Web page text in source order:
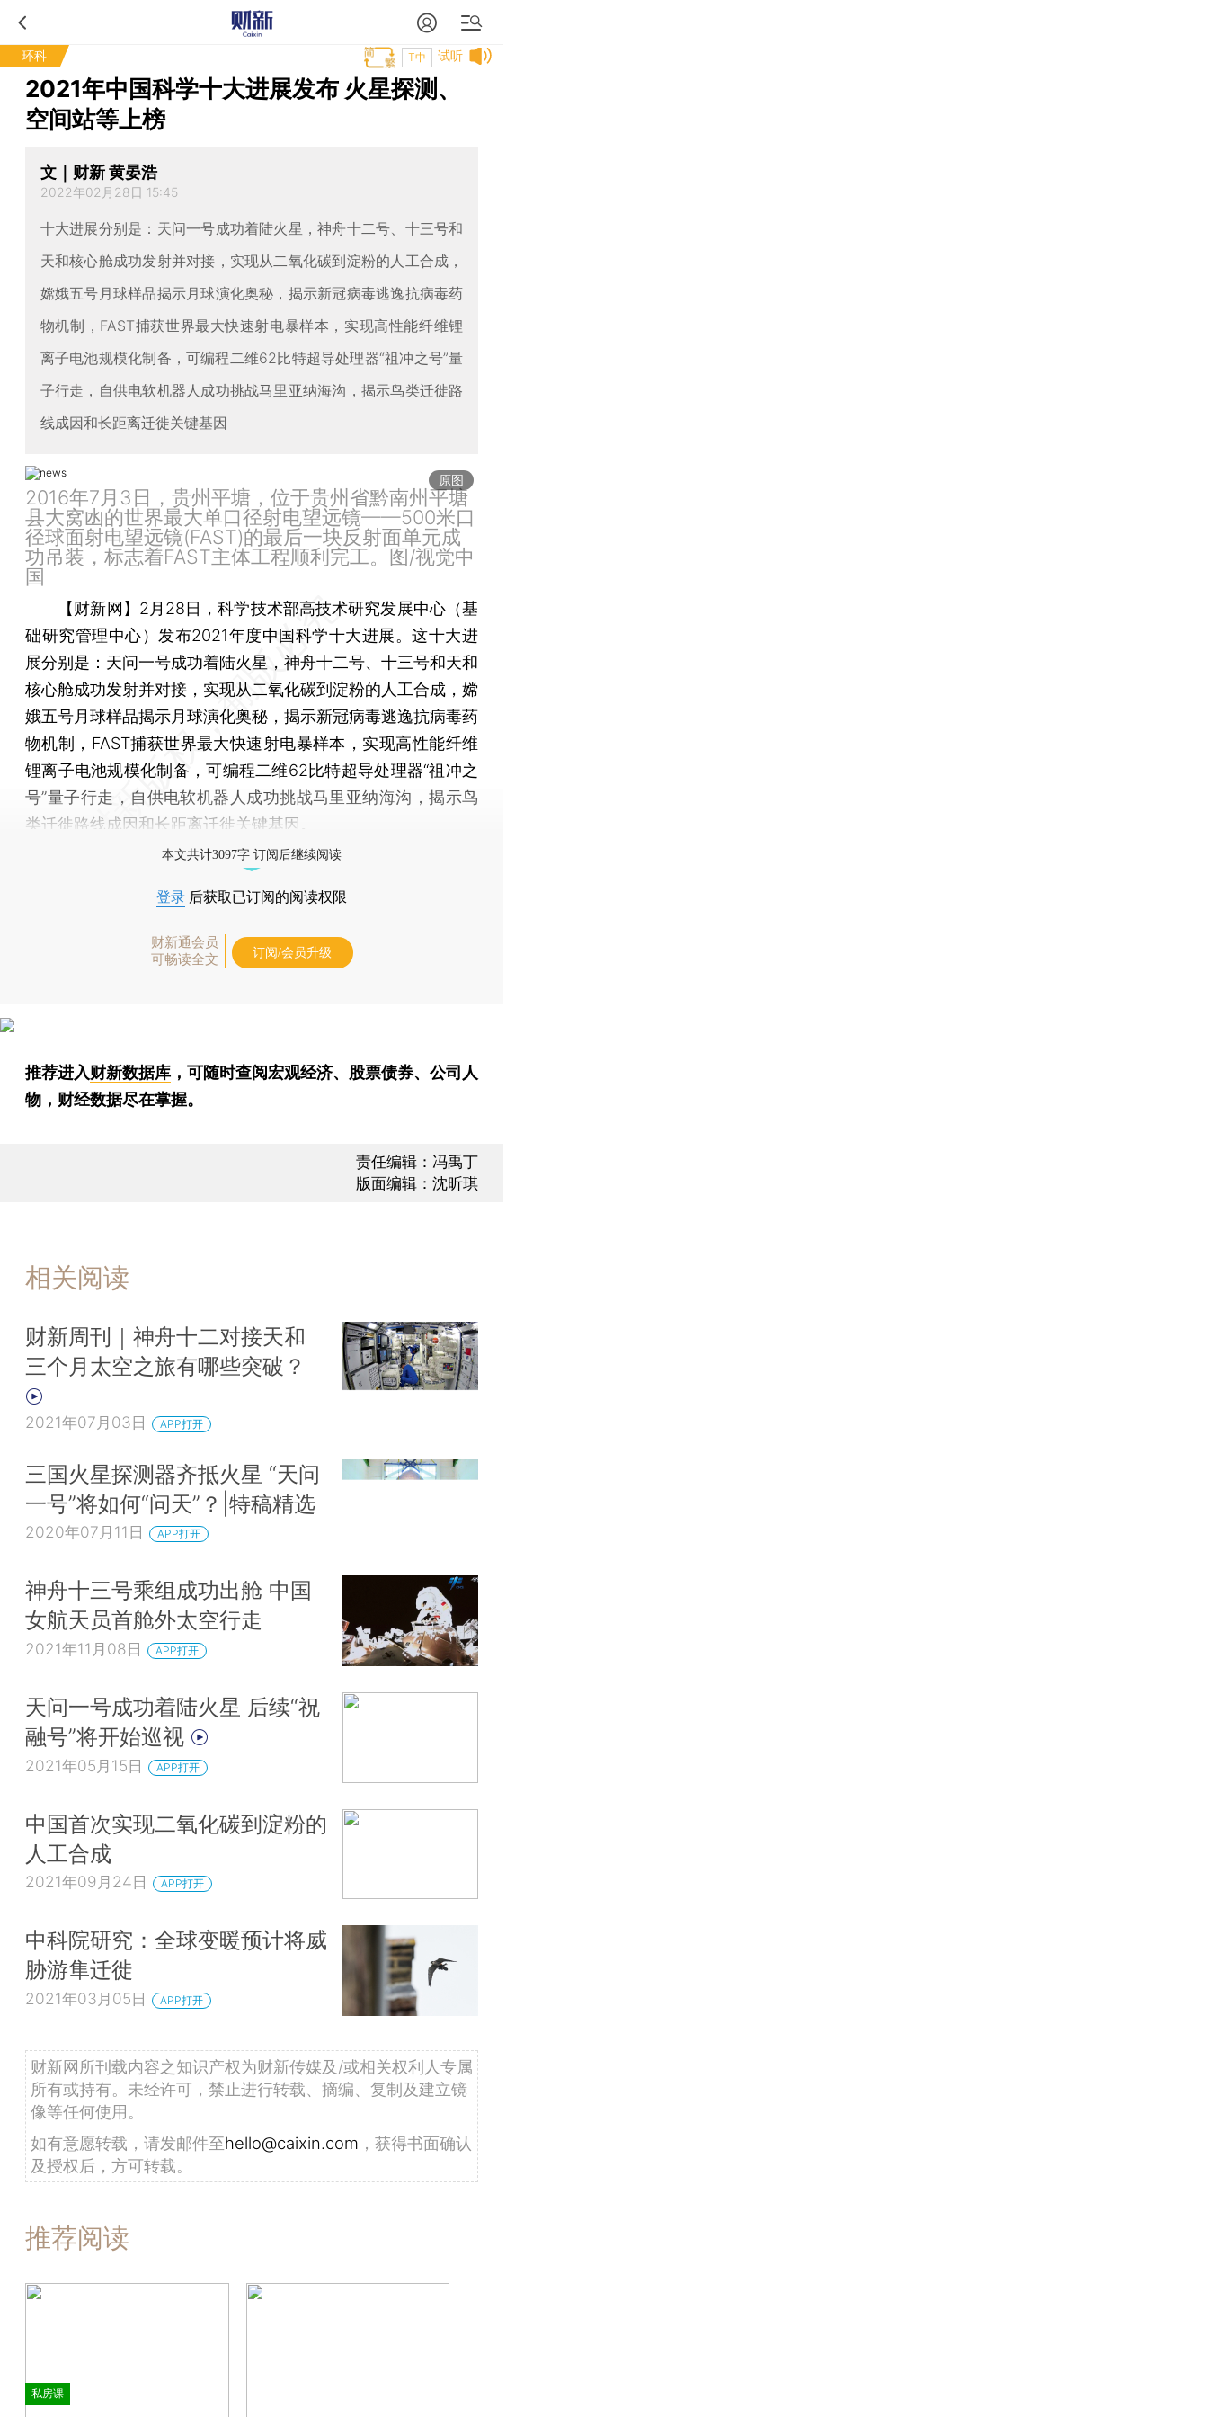
环科 试听
T中
2021年中国科学十大进展发布 火星探测、
空间站等上榜
文｜财新 黄晏浩
2022年02月28日 15:45
十大进展分别是：天问一号成功着陆火星，神舟十二号、十三号和
天和核心舱成功发射并对接，实现从二氧化碳到淀粉的人工合成，
嫦娥五号月球样品揭示月球演化奥秘，揭示新冠病毒逃逸抗病毒药
物机制，FAST捕获世界最大快速射电暴样本，实现高性能纤维锂
离子电池规模化制备，可编程二维62比特超导处理器“祖冲之号”量
子行走，自供电软机器人成功挑战马里亚纳海沟，揭示鸟类迁徙路
线成因和长距离迁徙关键基因
原图
2016年7月3日，贵州平塘，位于贵州省黔南州平塘
县大窝凼的世界最大单口径射电望远镜——500米口
径球面射电望远镜(FAST)的最后一块反射面单元成
功吊装，标志着FAST主体工程顺利完工。图/视觉中
国
【财新网】 2月28日，科学技术部高技术研究发展中心（基
础研究管理中心）发布2021年度中国科学十大进展。这十大进
展分别是：天问一号成功着陆火星，神舟十二号、十三号和天和
核心舱成功发射并对接，实现从二氧化碳到淀粉的人工合成，嫦
娥五号月球样品揭示月球演化奥秘，揭示新冠病毒逃逸抗病毒药
物机制，FAST捕获世界最大快速射电暴样本，实现高性能纤维
锂离子电池规模化制备，可编程二维62比特超导处理器“祖冲之
号”量子行走，自供电软机器人成功挑战马里亚纳海沟，揭示鸟
类迁徙路线成因和长距离迁徙关键基因。
本文共计3097字 订阅后继续阅读
登录 后获取已订阅的阅读权限
财新通会员
可畅读全文
订阅/会员升级
推荐进入财新数据库 ，可随时查阅宏观经济、股票债券、公司人
物，财经数据尽在掌握。
责任编辑：冯禹丁
版面编辑：沈昕琪
相关阅读
财新周刊｜神舟十二对接天和
三个月太空之旅有哪些突破？
2021年07月03日 APP打开
三国火星探测器齐抵火星 “天问
一号”将如何“问天”？|特稿精选
2020年07月11日 APP打开
神舟十三号乘组成功出舱 中国
女航天员首舱外太空行走
2021年11月08日 APP打开
天问一号成功着陆火星 后续“祝
融号”将开始巡视
2021年05月15日 APP打开
中国首次实现二氧化碳到淀粉的
人工合成
2021年09月24日 APP打开
中科院研究：全球变暖预计将威
胁游隼迁徙
2021年03月05日 APP打开
财新网所刊载内容之知识产权为财新传媒及/或相关权利人专属
所有或持有。未经许可，禁止进行转载、摘编、复制及建立镜
像等任何使用。
如有意愿转载，请发邮件至hello@caixin.com ，获得书面确认
及授权后，方可转载。
推荐阅读
私房课